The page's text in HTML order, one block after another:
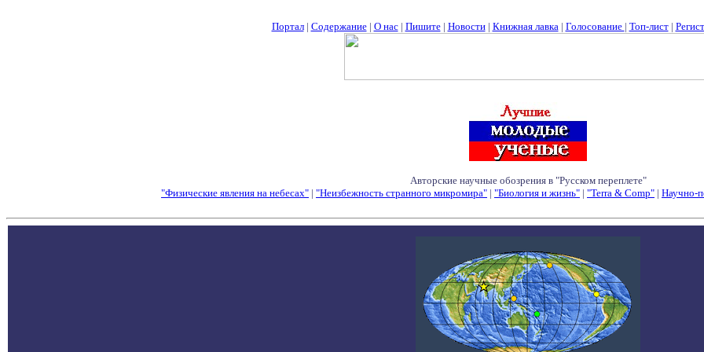
Портал| Содержание| О нас| Пишите| Новости| Книжная лавка| Голосование | Топ-лист|
Авторские научные обозрения в "Русском переплете"
"Физические явления на небесах" | "Неизбежность странного микромира" | "Биология и жизнь" | "Terra & Comp" | Научно-